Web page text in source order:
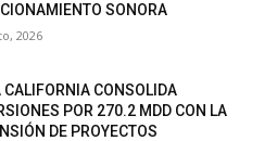
SONORA
2026
CALIFORNIA CONSOLIDA
POR 270.2 MDD CON LA
DE PROYECTOS